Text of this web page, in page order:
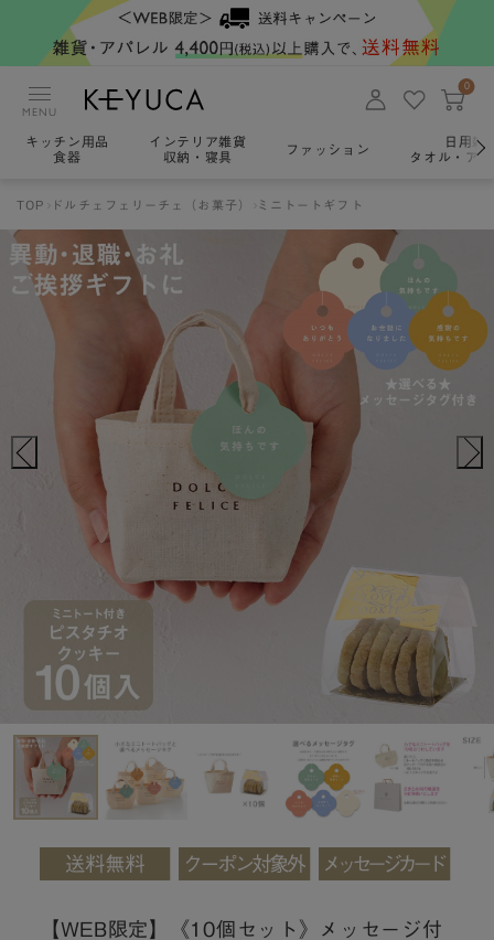
MENU
0
キッチン用品
食器
インテリア雑貨
収納・寝具
ファッション
日用雑
タオル・ア
TOP ドルチェフェリーチェ（お菓子） ミニトートギフト
【WEB限定】《10個セット》メッセージ付